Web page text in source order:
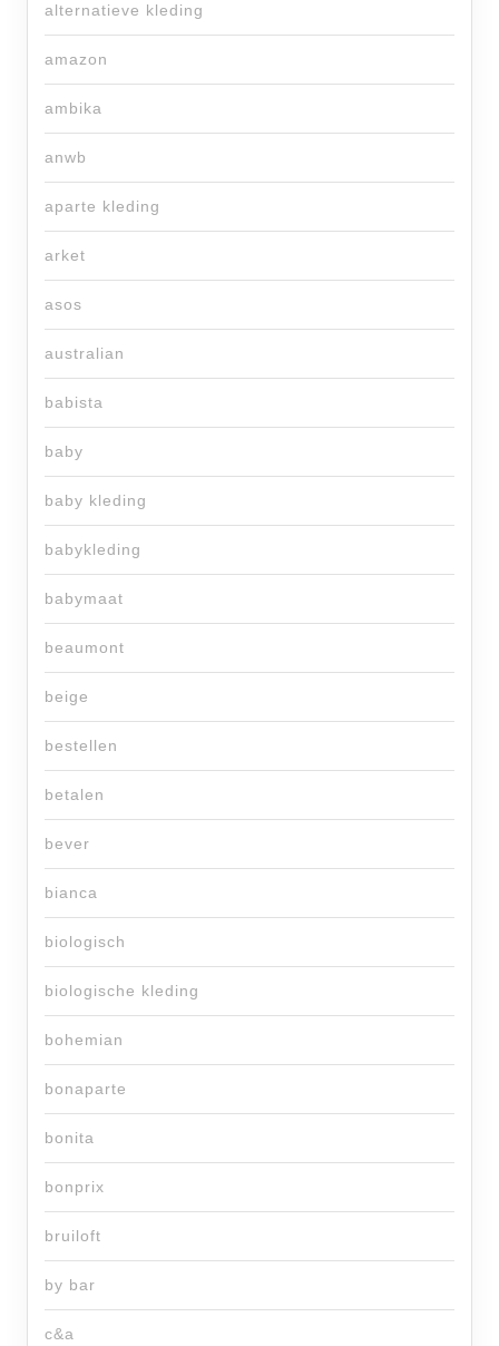
alternatieve kleding
amazon
ambika
anwb
aparte kleding
arket
asos
australian
babista
baby
baby kleding
babykleding
babymaat
beaumont
beige
bestellen
betalen
bever
bianca
biologisch
biologische kleding
bohemian
bonaparte
bonita
bonprix
bruiloft
by bar
c&a